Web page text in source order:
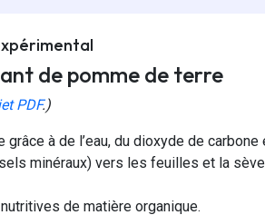
de pomme de terre
PDF.)
à de l’eau, du dioxyde de
minéraux) vers les feuilles et la
de matière organique.